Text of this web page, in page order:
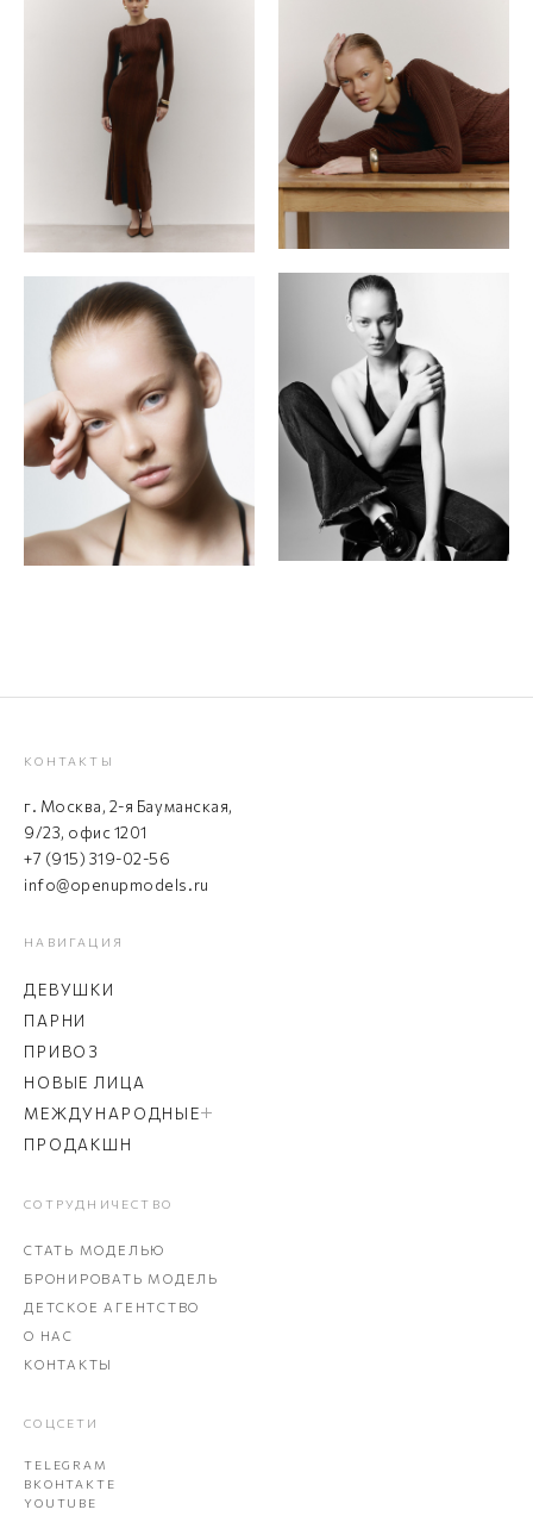
КОНТАКТЫ
г. Москва, 2-я Бауманская,
9/23, офис 1201
+7 (915) 319-02-56
info@openupmodels.ru
НАВИГАЦИЯ
ДЕВУШКИ
ПАРНИ
ПРИВОЗ
НОВЫЕ ЛИЦА
МЕЖДУНАРОДНЫЕ
ПРОДАКШН
СОТРУДНИЧЕСТВО
СТАТЬ МОДЕЛЬЮ
БРОНИРОВАТЬ МОДЕЛЬ
ДЕТСКОЕ АГЕНТСТВО
О НАС
КОНТАКТЫ
СОЦСЕТИ
TELEGRAM
ВКОНТАКТЕ
YOUTUBE